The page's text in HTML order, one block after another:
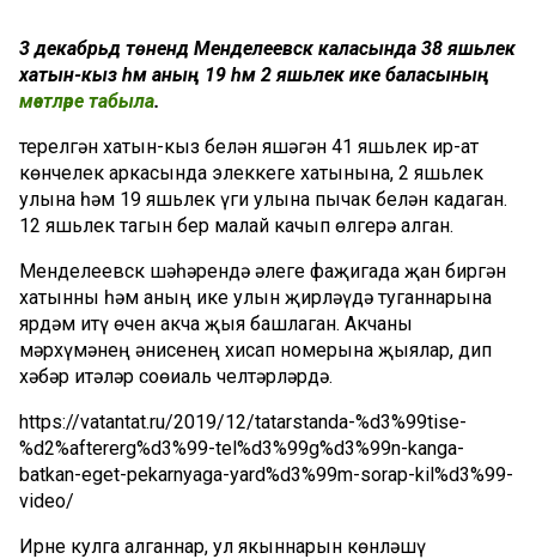
3 декабрьдә төнендә Менделеевск каласында 38 яшьлек
хатын-кыз һәм аның 19 һәм 2 яшьлек ике баласының
мәетләре табыла.
Үтерелгән хатын-кыз белән яшәгән 41 яшьлек ир-ат
көнчелек аркасында элеккеге хатынына, 2 яшьлек
улына һәм 19 яшьлек үги улына пычак белән кадаган.
12 яшьлек тагын бер малай качып өлгерә алган.
Менделеевск шәһәрендә әлеге фаҗигада җан биргән
хатынны һәм аның ике улын җирләүдә туганнарына
ярдәм итү өчен акча җыя башлаган. Акчаны
мәрхүмәнең әнисенең хисап номерына җыялар, дип
хәбәр итәләр соөиаль челтәрләрдә.
https://vatantat.ru/2019/12/tatarstanda-%d3%99tise-
%d2%aftererg%d3%99-tel%d3%99g%d3%99n-kanga-
batkan-eget-pekarnyaga-yard%d3%99m-sorap-kil%d3%99-
video/
Ирне кулга алганнар, ул якыннарын көнләшү